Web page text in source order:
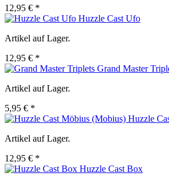
12,95 € *
Huzzle Cast Ufo
Artikel auf Lager.
12,95 € *
Grand Master
Artikel auf Lager.
5,95 € *
Huzzle
Artikel auf Lager.
12,95 € *
Huzzle Cast Box